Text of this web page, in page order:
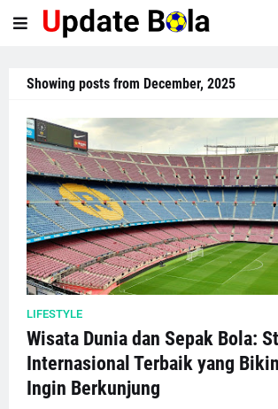
Showing posts from December, 2025
LIFESTYLE
Wisata Dunia dan Sepak Bola:
Internasional Terbaik yang
Ingin Berkunjung